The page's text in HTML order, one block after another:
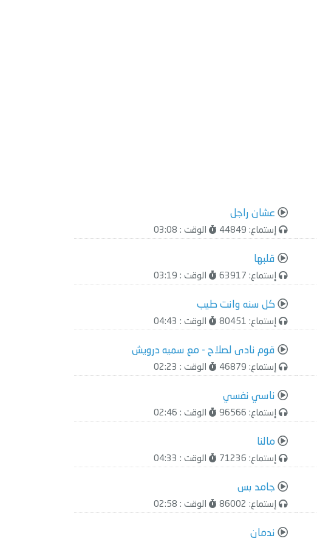
عشان راجل
إستماع: 44849 الوقت : 03:08
قلبها
إستماع: 63917 الوقت : 03:19
كل سنه وانت طيب
إستماع: 80451 الوقت : 04:43
قوم نادى لصلاح - مع سميه درويش
إستماع: 46879 الوقت : 02:23
ناسي نفسي
إستماع: 96566 الوقت : 02:46
مالنا
إستماع: 71236 الوقت : 04:33
جامد بس
إستماع: 86002 الوقت : 02:58
ندمان